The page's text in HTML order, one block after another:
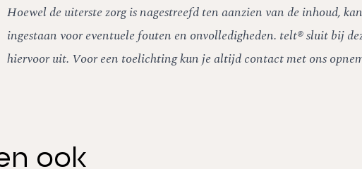
Hoewel de uiterste zorg is nagestreefd ten aanzien van de inhoud,
ingestaan voor eventuele fouten en onvolledigheden. telt® sluit bij
hiervoor uit. Voor een toelichting kun je altijd contact met ons
ook